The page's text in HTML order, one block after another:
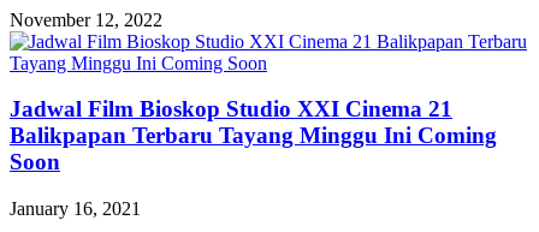
November 12, 2022
Jadwal Film Bioskop Studio XXI Cinema 21
Balikpapan Terbaru Tayang Minggu Ini Coming
Soon
January 16, 2021